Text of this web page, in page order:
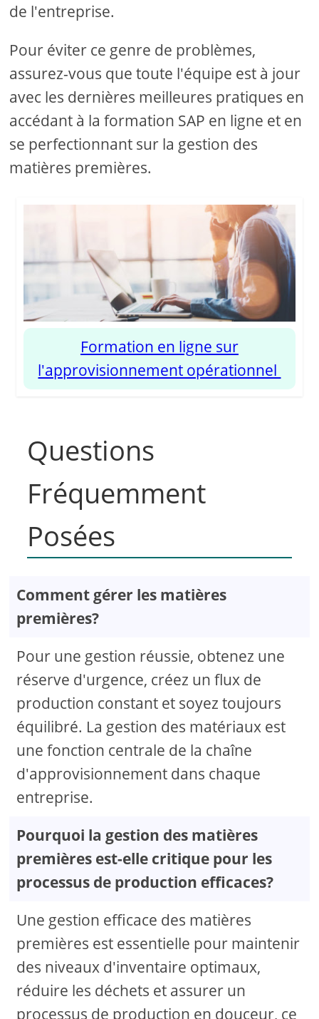
de l'entreprise.
Pour éviter ce genre de problèmes,
assurez-vous que toute l'équipe est à jour
avec les dernières meilleures pratiques en
accédant à la formation SAP en ligne et en
se perfectionnant sur la gestion des
matières premières.
Formation en ligne sur
l'approvisionnement opérationnel
Questions
Fréquemment
Posées
Comment gérer les matières
premières?
Pour une gestion réussie, obtenez une
réserve d'urgence, créez un flux de
production constant et soyez toujours
équilibré. La gestion des matériaux est
une fonction centrale de la chaîne
d'approvisionnement dans chaque
entreprise.
Pourquoi la gestion des matières
premières est-elle critique pour les
processus de production efficaces?
Une gestion efficace des matières
premières est essentielle pour maintenir
des niveaux d'inventaire optimaux,
réduire les déchets et assurer un
processus de production en douceur, ce